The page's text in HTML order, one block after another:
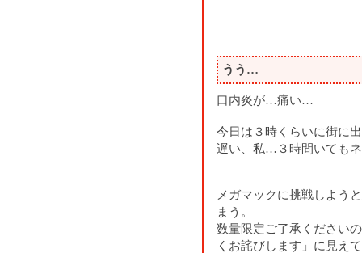
うう…
口内炎が…痛い…
今日は３時くらいに街に
遅い、私…３時間いても
メガマックに挑戦しよう
まう。
数量限定ご了承ください
くお詫びします」に見え